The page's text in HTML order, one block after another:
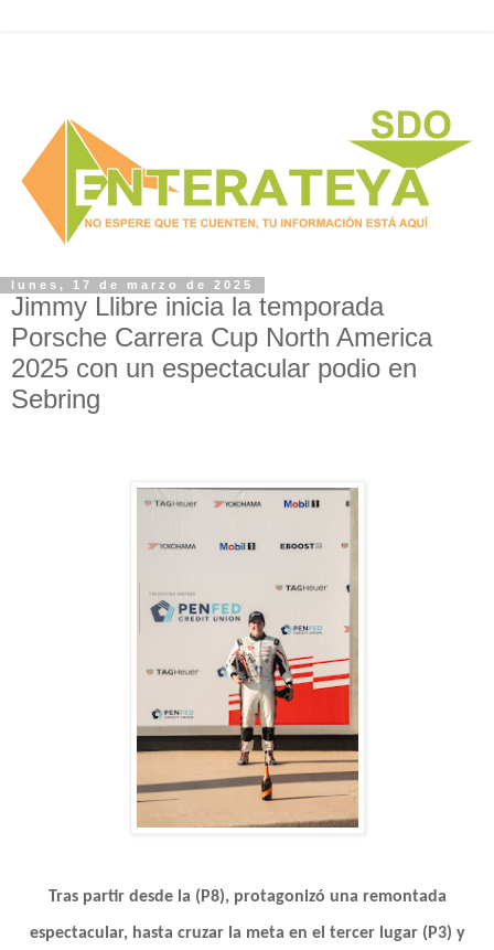
lunes, 17 de marzo de 2025
Jimmy Llibre inicia la temporada
Porsche Carrera Cup North America
2025 con un espectacular podio en
Sebring
Tras partir desde la (P8), protagonizó una remontada
espectacular, hasta cruzar la meta en el tercer lugar (P3) y